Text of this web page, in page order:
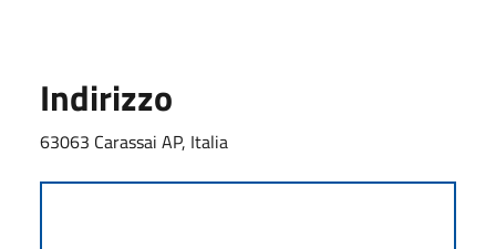
Indirizzo
63063 Carassai AP, Italia